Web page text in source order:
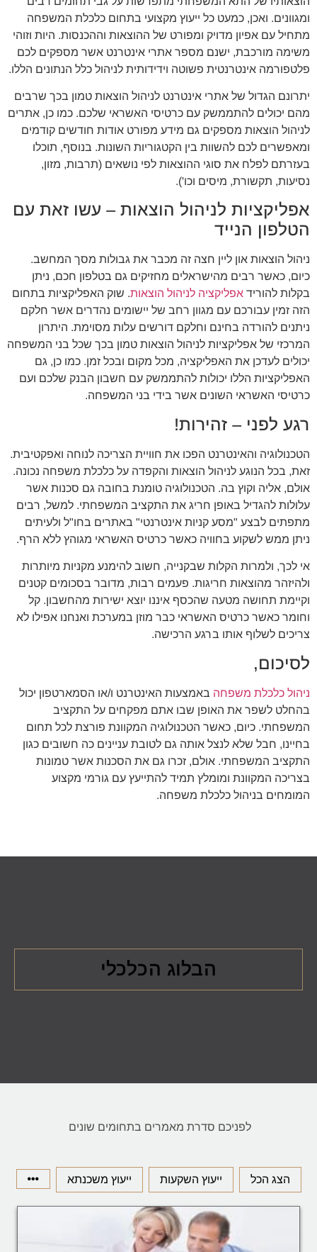
ומגוונים. ואכן, כמעט כל ייעוץ מקצועי בתחום כלכלת המשפחה
מתחיל עם אפיון מדויק ומפורט של ההוצאות וההכנסות. היות וזוהי
משימה מורכבת, ישנם מספר אתרי אינטרנט אשר מספקים לכם
פלטפורמה אינטרנטית פשוטה וידידותית לניהול כלל הנתונים הללו.
יתרונם הגדול של אתרי אינטרנט לניהול הוצאות טמון בכך שרבים
מהם יכולים להתממשק עם כרטיסי האשראי שלכם. כמו כן, אתרים
לניהול הוצאות מספקים גם מידע מפורט אודות חודשים קודמים
ומאפשרים לכם להשוות בין הקטגוריות השונות. בנוסף, תוכלו
בעזרתם לפלח את סוגי ההוצאות לפי נושאים (תרבות, מזון,
נסיעות, תקשורת, מיסים וכו').
אפליקציות לניהול הוצאות – עשו זאת עם
הטלפון הנייד
ניהול הוצאות און ליין חצה זה מכבר את גבולות מסך המחשב.
כיום, כאשר רבים מהישראלים מחזיקים גם בטלפון חכם, ניתן
בקלות להוריד אפליקציה לניהול הוצאות. שוק האפליקציות בתחום
הזה זמין עבורכם עם מגוון רחב של יישומים נהדרים אשר חלקם
ניתנים להורדה בחינם וחלקם דורשים עלות מסוימת. היתרון
המרכזי של אפליקציות לניהול הוצאות טמון בכך שכל בני המשפחה
יכולים לעדכן את האפליקציה, מכל מקום ובכל זמן. כמו כן, גם
האפליקציות הללו יכולות להתממשק עם חשבון הבנק שלכם ועם
כרטיסי האשראי השונים אשר בידי בני המשפחה.
רגע לפני – זהירות!
הטכנולוגיה והאינטרנט הפכו את חוויית הצריכה לנוחה ואפקטיבית.
זאת, בכל הנוגע לניהול הוצאות והקפדה על כלכלת משפחה נכונה.
אולם, אליה וקוץ בה. הטכנולוגיה טומנת בחובה גם סכנות אשר
עלולות להגדיל באופן חריג את התקציב המשפחתי. למשל, רבים
מתפתים לבצע "מסע קניות אינטרנטי" באתרים בחו"ל ולעיתים
ניתן ממש לשקוע בחוויה כאשר כרטיס האשראי מגוהץ ללא הרף.
אי לכך, ולמרות הקלות שבקנייה, חשוב להימנע מקניות מיותרות
ולהיזהר מהוצאות חריגות. פעמים רבות, מדובר בסכומים קטנים
וקיימת תחושה מטעה שהכסף איננו יוצא ישירות מהחשבון. קל
וחומר כאשר כרטיס האשראי כבר מוזן במערכת ואנחנו אפילו לא
צריכים לשלוף אותו ברגע הרכישה.
לסיכום,
ניהול כלכלת משפחה באמצעות האינטרנט ו/או הסמארטפון יכול
בהחלט לשפר את האופן שבו אתם מפקחים על התקציב
המשפחתי. כיום, כאשר הטכנולוגיה המקוונת פורצת לכל תחום
בחיינו, חבל שלא לנצל אותה גם לטובת עניינים כה חשובים כגון
התקציב המשפחתי. אולם, זכרו גם את הסכנות אשר טמונות
בצריכה המקוונת ומומלץ תמיד להתייעץ עם גורמי מקצוע
המומחים בניהול כלכלת משפחה.
הבלוג הכלכלי
לפניכם סדרת מאמרים בתחומים שונים
הצג הכל ייעוץ השקעות ייעוץ משכנתא